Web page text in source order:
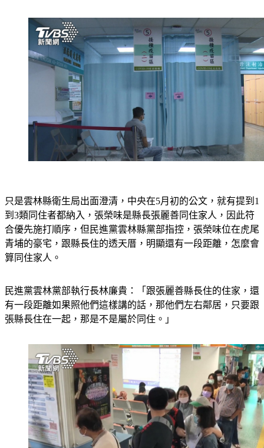
只是雲林縣衛生局出面澄清，中央在5月初的公文，就有提到1
到3類同住者都納入，張榮味是縣長張麗善同住家人，因此符
合優先施打順序，但民進黨雲林縣黨部指控，張榮味位在虎尾
青埔的豪宅，跟縣長住的透天厝，明顯還有一段距離，怎麼會
算同住家人。
民進黨雲林黨部執行長林廉貴：「跟張麗善縣長住的住家，還
有一段距離如果照他們這樣講的話，那他們左右鄰居，只要跟
張縣長住在一起，那是不是屬於同住。」